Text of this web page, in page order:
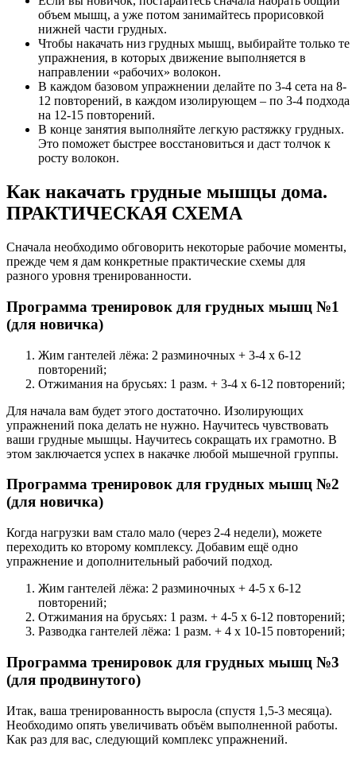
объем мышц, а уже потом занимайтесь прорисовкой
нижней части грудных.
Чтобы накачать низ грудных мышц, выбирайте только те
упражнения, в которых движение выполняется в
направлении «рабочих» волокон.
В каждом базовом упражнении делайте по 3-4 сета на 8-
12 повторений, в каждом изолирующем – по 3-4 подхода
на 12-15 повторений.
В конце занятия выполняйте легкую растяжку грудных.
Это поможет быстрее восстановиться и даст толчок к
росту волокон.
Как накачать грудные мышцы дома.
ПРАКТИЧЕСКАЯ СХЕМА
Сначала необходимо обговорить некоторые рабочие моменты,
прежде чем я дам конкретные практические схемы для
разного уровня тренированности.
Программа тренировок для грудных мышц №1
(для новичка)
Жим гантелей лёжа: 2 разминочных + 3-4 х 6-12
повторений;
Отжимания на брусьях: 1 разм. + 3-4 х 6-12 повторений;
Для начала вам будет этого достаточно. Изолирующих
упражнений пока делать не нужно. Научитесь чувствовать
ваши грудные мышцы. Научитесь сокращать их грамотно. В
этом заключается успех в накачке любой мышечной группы.
Программа тренировок для грудных мышц №2
(для новичка)
Когда нагрузки вам стало мало (через 2-4 недели), можете
переходить ко второму комплексу. Добавим ещё одно
упражнение и дополнительный рабочий подход.
Жим гантелей лёжа: 2 разминочных + 4-5 х 6-12
повторений;
Отжимания на брусьях: 1 разм. + 4-5 х 6-12 повторений;
Разводка гантелей лёжа: 1 разм. + 4 х 10-15 повторений;
Программа тренировок для грудных мышц №3
(для продвинутого)
Итак, ваша тренированность выросла (спустя 1,5-3 месяца).
Необходимо опять увеличивать объём выполненной работы.
Как раз для вас, следующий комплекс упражнений.